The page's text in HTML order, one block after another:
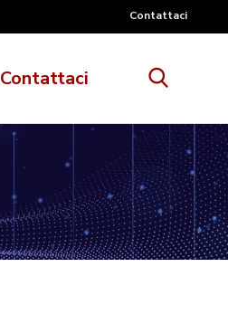
Contattaci
Contattaci